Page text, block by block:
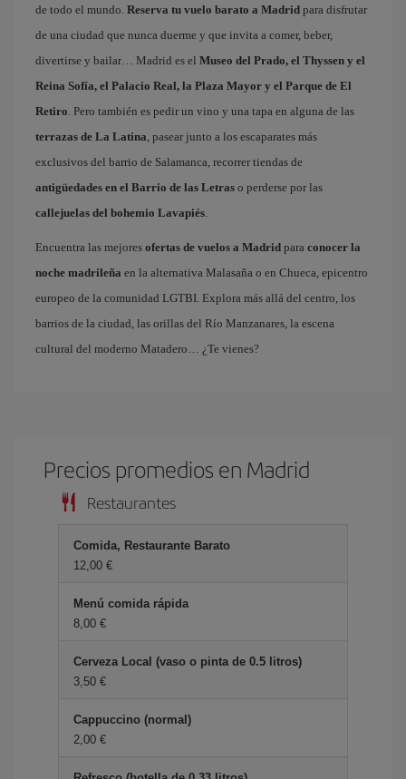
de todo el mundo. Reserva tu vuelo barato a Madrid para disfrutar
de una ciudad que nunca duerme y que invita a comer, beber,
divertirse y bailar… Madrid es el Museo del Prado, el Thyssen y el
Reina Sofía, el Palacio Real, la Plaza Mayor y el Parque de El
Retiro. Pero también es pedir un vino y una tapa en alguna de las
terrazas de La Latina, pasear junto a los escaparates más
exclusivos del barrio de Salamanca, recorrer tiendas de
antigüedades en el Barrio de las Letras o perderse por las
callejuelas del bohemio Lavapiés.
Encuentra las mejores ofertas de vuelos a Madrid para conocer la
noche madrileña en la alternativa Malasaña o en Chueca, epicentro
europeo de la comunidad LGTBI. Explora más allá del centro, los
barrios de la ciudad, las orillas del Río Manzanares, la escena
cultural del moderno Matadero… ¿Te vienes?
Precios promedios en Madrid
Restaurantes
Comida, Restaurante Barato
12,00 €
Menú comida rápida
8,00 €
Cerveza Local (vaso o pinta de 0.5 litros)
3,50 €
Cappuccino (normal)
2,00 €